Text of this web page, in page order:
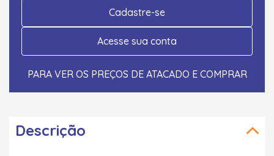
Cadastre-se
Acesse sua conta
PARA VER OS PREÇOS DE ATACADO E COMPRAR
Descrição